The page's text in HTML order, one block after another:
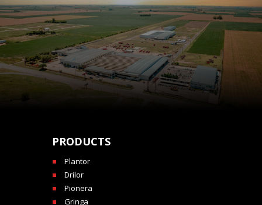
PRODUCTS
Plantor
Drilor
Pionera
Gringa